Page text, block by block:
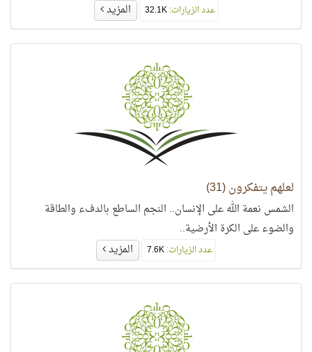
عدد الزيارات:32.1K المزيد
لعلهم يتفكرون (31)
الشمس نعمة الله على الإنسان.. النجم الساطع بالدفء والطاقة
والضوء على الكرة الأرضية..
عدد الزيارات: المزيد